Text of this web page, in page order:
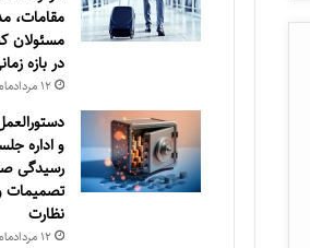
مقامات،
مسئولان
در بازه
۱۲ مرداد‌ماه ۱۴۰۵
و اداره
رسیدگی
نظارت
۱۲ مرداد‌ماه ۱۴۰۵